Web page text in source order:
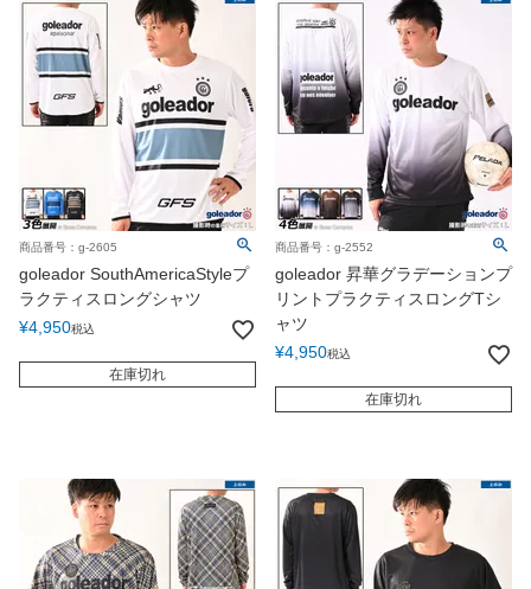
商品番号：g-2605
goleador SouthAmericaStyleプ
ラクティスロングシャツ
¥4,950税込
在庫切れ
商品番号：g-2552
goleador 昇華グラデーションプ
リントプラクティスロングTシ
ャツ
¥4,950税込
在庫切れ